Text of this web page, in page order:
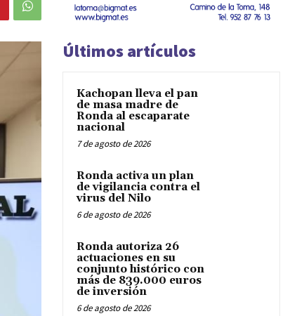
Últimos artículos
Kachopan lleva el pan
de masa madre de
Ronda al escaparate
nacional
7 de agosto de 2026
Ronda activa un plan
de vigilancia contra el
virus del Nilo
6 de agosto de 2026
Ronda autoriza 26
actuaciones en su
conjunto histórico con
más de 839.000 euros
de inversión
6 de agosto de 2026